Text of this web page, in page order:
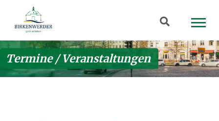
Zum Hauptinhalt springen
Suchbegriff
Termine / Veranstaltungen